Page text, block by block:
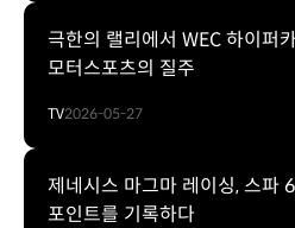
극한의 랠리에서 WEC 하이퍼
모터스포츠의 질주
TV2026-05-27
제네시스 마그마 레이싱, 스파
포인트를 기록하다